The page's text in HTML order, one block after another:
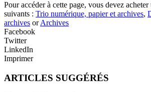
Pour accéder à cette page, vous devez
suivants : Trio numérique, papier et archives,
archives orArchives
Facebook
Twitter
LinkedIn
Imprimer
ARTICLES SUGGÉRÉS